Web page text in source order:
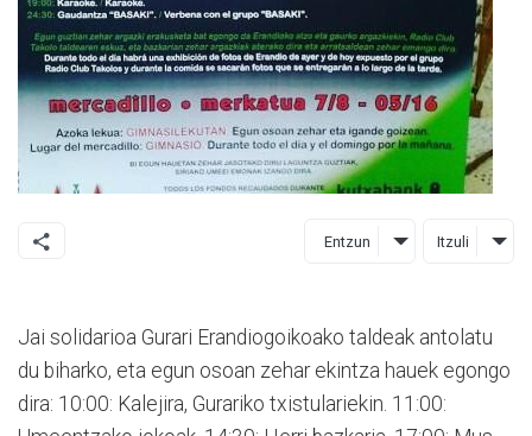
Entzun Itzuli
Jai solidarioa Gurari Erandiogoikoako taldeak antolatu
du biharko, eta egun osoan zehar ekintza hauek egongo
dira: 10:00: Kalejira, Gurariko txistulariekin. 11:00: